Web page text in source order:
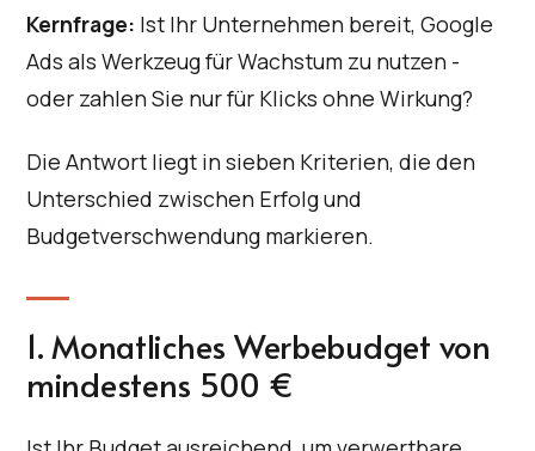
Kernfrage: Ist Ihr Unternehmen bereit, Google
Ads als Werkzeug für Wachstum zu nutzen -
oder zahlen Sie nur für Klicks ohne Wirkung?
Die Antwort liegt in sieben Kriterien, die den
Unterschied zwischen Erfolg und
Budgetverschwendung markieren.
1. Monatliches Werbebudget von
mindestens 500 €